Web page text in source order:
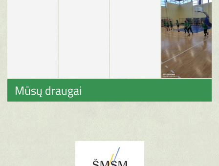
Mūsų draugai